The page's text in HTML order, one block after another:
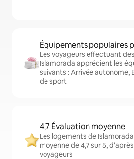
Équipements populaires
Les voyageurs effectuant
Islamorada apprécient les
suivants : Arrivée autonome,
de sport
4,7 Évaluation moyenne
Les logements de
moyenne de 4,7 sur 5,
voyageurs